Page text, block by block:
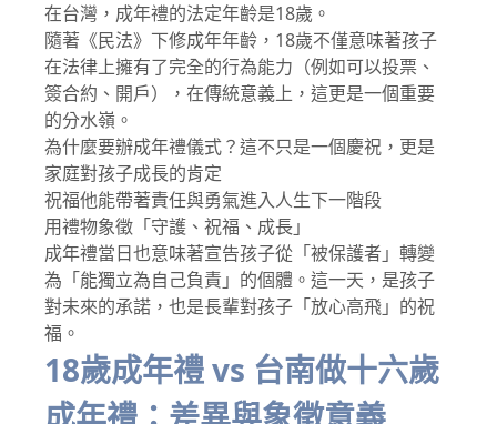
在台灣，成年禮的法定年齡是18歲。
隨著《民法》下修成年年齡，18歲不僅意味著孩子
在法律上擁有了完全的行為能力（例如可以投票、
簽合約、開戶），在傳統意義上，這更是一個重要
的分水嶺。
為什麼要辦成年禮儀式？這不只是一個慶祝，更是
家庭對孩子成長的肯定
祝福他能帶著責任與勇氣進入人生下一階段
用禮物象徵「守護、祝福、成長」
成年禮當日也意味著宣告孩子從「被保護者」轉變
為「能獨立為自己負責」的個體。這一天，是孩子
對未來的承諾，也是長輩對孩子「放心高飛」的祝
福。
18歲成年禮 vs 台南做十六歲